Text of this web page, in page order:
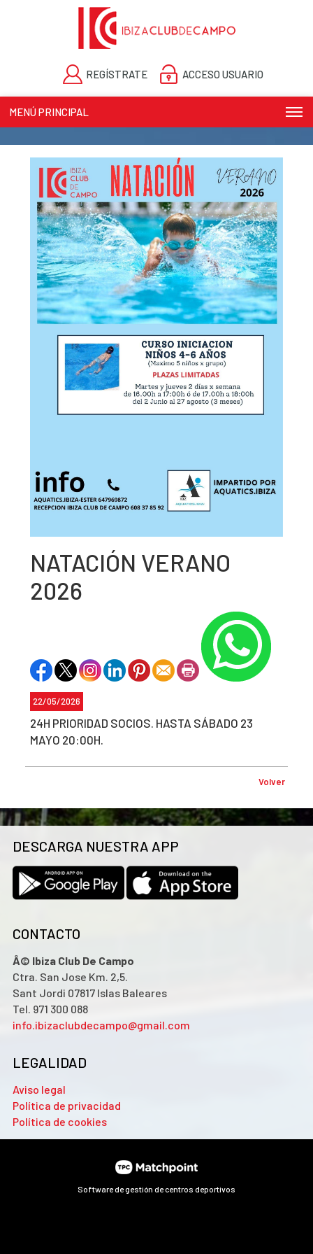
REGÍSTRATE ACCESO USUARIO
MENÚ PRINCIPAL
NATACIÓN VERANO
2026
22/05/2026
24H PRIORIDAD SOCIOS. HASTA SÁBADO 23
MAYO 20:00H.
Volver
DESCARGA NUESTRA APP
CONTACTO
Â© Ibiza Club De Campo
Ctra. San Jose Km. 2,5.
Sant Jordi 07817 Islas Baleares
Tel. 971 300 088
info.ibizaclubdecampo@gmail.com
LEGALIDAD
Aviso legal
Política de privacidad
Política de cookies
Software de gestión de centros deportivos